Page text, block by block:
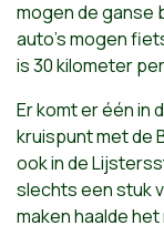
mogen de ganse
auto’s mogen
is 30 kilometer
Er komt er één in
kruispunt met de
ook in de
slechts een stuk
maken haalde het